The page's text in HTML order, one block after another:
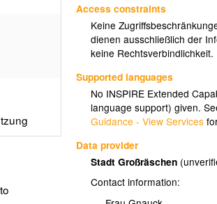
Access constraints
Keine
dienen ausschließlich der
keine Rechtsverbindlichkeit.
Supported languages
No INSPIRE Extended
language support) given.
Guidance - View Services
Data provider
Stadt Großräschen
Contact information: